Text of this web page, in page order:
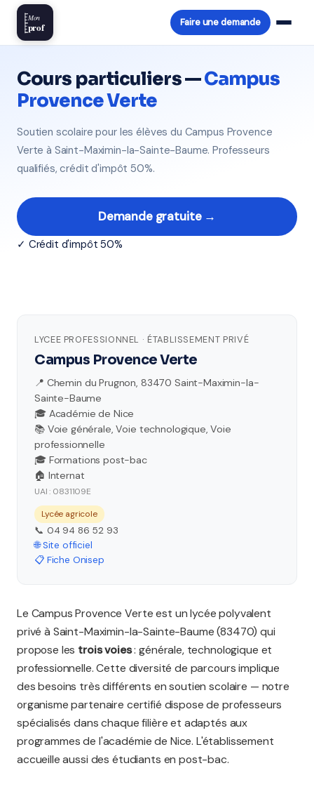
Mon
prof Faire une demande
Cours particuliers —Campus
Provence Verte
Soutien scolaire pour les élèves du Campus Provence
Verte à Saint-Maximin-la-Sainte-Baume. Professeurs
qualifiés, crédit d'impôt 50%.
Demande gratuite →
✓ Crédit d'impôt 50%
LYCEE PROFESSIONNEL · ÉTABLISSEMENT PRIVÉ
Campus Provence Verte
📍 Chemin du Prugnon, 83470 Saint-Maximin-la-
Sainte-Baume
🎓 Académie de Nice
📚 Voie générale, Voie technologique, Voie
professionnelle
🎓 Formations post-bac
🏠 Internat
UAI : 0831109E
Lycée agricole
📞 04 94 86 52 93
🌐 Site officiel
📋 Fiche Onisep
Le Campus Provence Verte est un lycée polyvalent
privé à Saint-Maximin-la-Sainte-Baume (83470) qui
propose les trois voies: générale, technologique et
professionnelle. Cette diversité de parcours implique
des besoins très différents en soutien scolaire — notre
organisme partenaire certifié dispose de professeurs
spécialisés dans chaque filière et adaptés aux
programmes de l'académie de Nice. L'établissement
accueille aussi des étudiants en post-bac.